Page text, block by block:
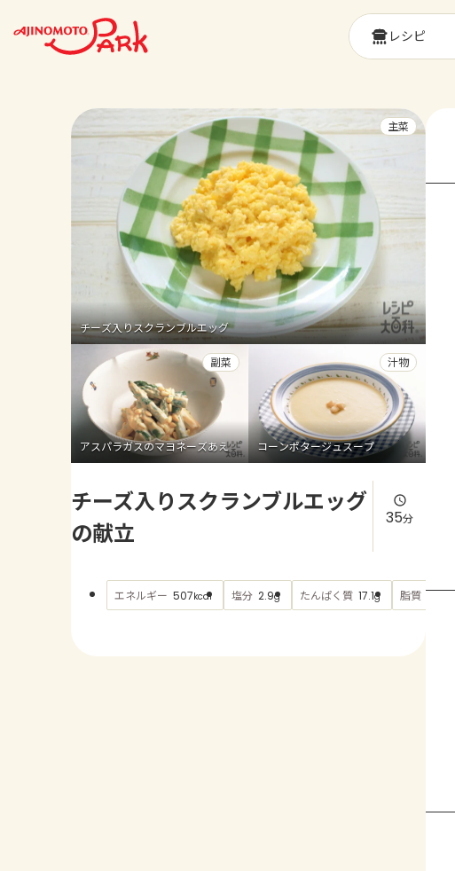
レシピ
チーズ入りスクランブルエッグ
主菜
アスパラガスのマヨネーズあえ
副菜
コーンポタージュスープ
汁物
チーズ入りスクランブルエッグ
の献立
35分
エネルギー 507kcal 塩分 2.9g たんぱく質 17.1g 脂質 39.3